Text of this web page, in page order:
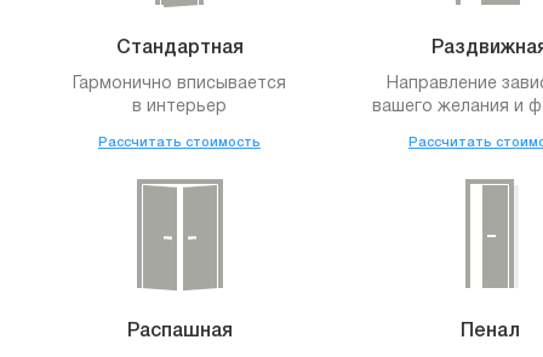
Стандартная
Гармонично вписывается
в интерьер
Рассчитать стоимость
Направление
вашего желания и
Рассчитать
Распашная Пенал